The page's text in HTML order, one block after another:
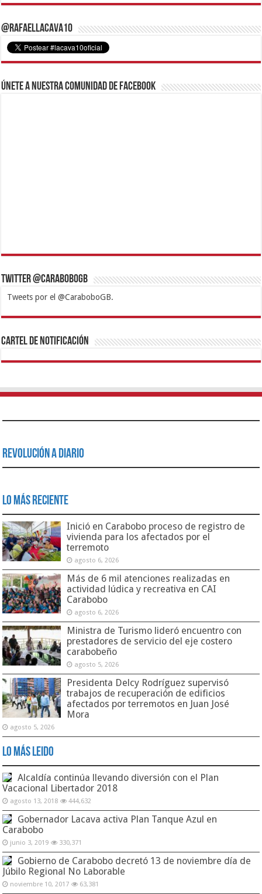
@RafaelLacava10
Únete a nuestra comunidad de Facebook
Twitter @CaraboboGB
Tweets por el @CaraboboGB.
1xbetBetturkeyBetistKralbetSupertotobetTipobetMatadorbetMariobet
https://mvbcasino.com/
Cartel de Notificación
Revolución a Diario
Lo Más Reciente
Inició en Carabobo proceso de registro de
vivienda para los afectados por el
terremoto
agosto 6, 2026
Más de 6 mil atenciones realizadas en
actividad lúdica y recreativa en CAI
Carabobo
agosto 6, 2026
Ministra de Turismo lideró encuentro con
prestadores de servicio del eje costero
carabobeño
agosto 5, 2026
Presidenta Delcy Rodríguez supervisó
trabajos de recuperación de edificios
afectados por terremotos en Juan José
Mora
agosto 5, 2026
Lo Más Leido
Alcaldía continúa llevando diversión con el Plan
Vacacional Libertador 2018
agosto 13, 2018 444,632
Gobernador Lacava activa Plan Tanque Azul en
Carabobo
junio 3, 2019 330,371
Gobierno de Carabobo decretó 13 de noviembre día de
Júbilo Regional No Laborable
noviembre 10, 2017 63,381